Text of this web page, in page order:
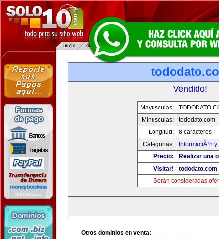
Vendido!
Mayusculas:
Minusculas:
tododato.com
Longitud:
8 caracteres
Categorias:
InformaciÃ³n
Precio:
Realizar una
Visitar!
tododato.com
Serán consideradas
Otros dominios en venta: